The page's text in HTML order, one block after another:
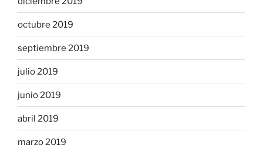
octubre 2019
septiembre 2019
julio 2019
junio 2019
abril 2019
marzo 2019